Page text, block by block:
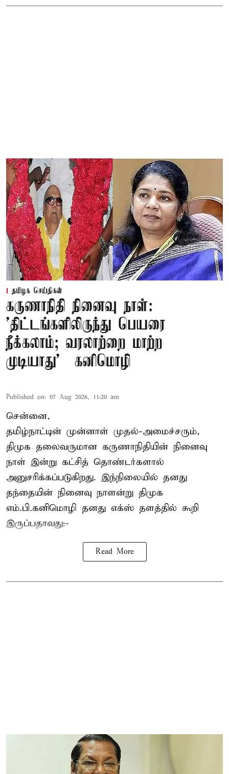
தமிழக செய்திகள்
கருணாநிதி நினைவு நாள்:
'திட்டங்களிலிருந்து பெயரை
நீக்கலாம்; வரலாற்றை மாற்ற
முடியாது' – கனிமொழி
Published on: 07 Aug 2026, 11:20 am
சென்னை,
தமிழ்நாட்டின் முன்னாள் முதல்-அமைச்சரும்,
திமுக தலைவருமான கருணாநிதியின் நினைவு
நாள் இன்று கட்சித் தொண்டர்களால்
அனுசரிக்கப்படுகிறது. இந்நிலையில் தனது
தந்தையின் நினைவு நாளன்று திமுக
எம்.பி.கனிமொழி தனது எக்ஸ் தளத்தில் கூறி
இருப்பதாவது:-
Read More